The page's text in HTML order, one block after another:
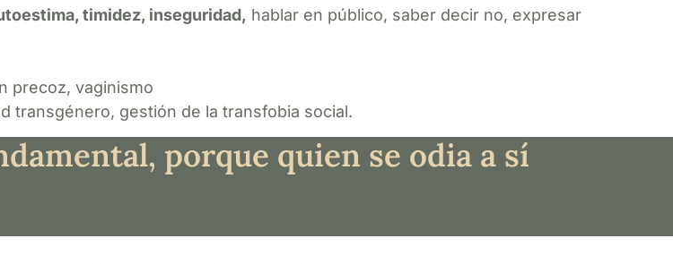
timidez, inseguridad, hablar en público, saber decir no, expresar
precoz, vaginismo
transgénero, gestión de la transfobia social.
porque quien se odia a sí